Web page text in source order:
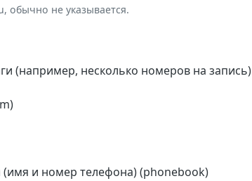
обычно не указывается.
(например, несколько номеров на запись)
и номер телефона) (phonebook)